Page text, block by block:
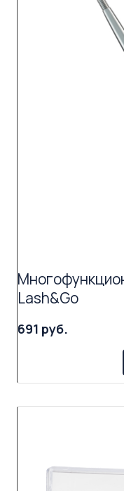
Lash&Go
691 руб.